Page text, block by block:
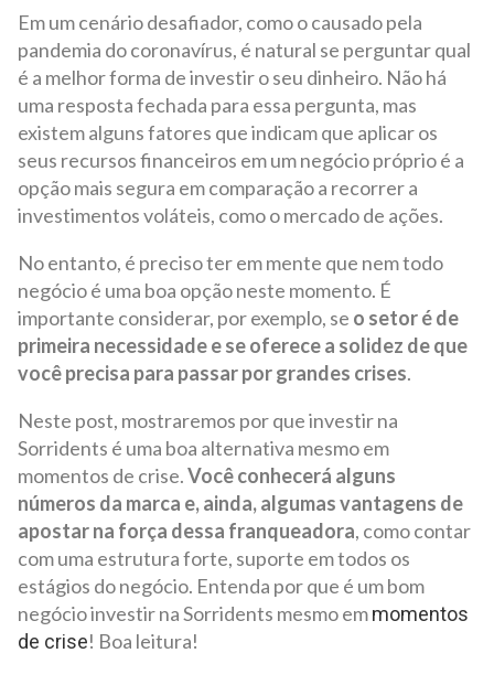
Em um cenário desafiador, como o causado pela
pandemia do coronavírus, é natural se perguntar qual
é a melhor forma de investir o seu dinheiro. Não há
uma resposta fechada para essa pergunta, mas
existem alguns fatores que indicam que aplicar os
seus recursos financeiros em um negócio próprio é a
opção mais segura em comparação a recorrer a
investimentos voláteis, como o mercado de ações.
No entanto, é preciso ter em mente que nem todo
negócio é uma boa opção neste momento. É
importante considerar, por exemplo, se o setor é de
primeira necessidade e se oferece a solidez de que
você precisa para passar por grandes crises.
Neste post, mostraremos por que investir na
Sorridents é uma boa alternativa mesmo em
momentos de crise.Você conhecerá alguns
números da marca e, ainda, algumas vantagens de
apostar na força dessa franqueadora, como contar
com uma estrutura forte, suporte em todos os
estágios do negócio. Entenda por que é um bom
negócio investir na Sorridents mesmo emmomentos
de crise! Boa leitura!